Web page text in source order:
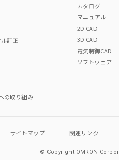
在庫等で未対応品が混在する可
お問い合わせください。
訂正
の取り組み
カタログ
マニュアル
2D CAD
3D CAD
電気制御CAD
ソフトウェア
サイトマップ 関連リンク
© Copyright OMRON